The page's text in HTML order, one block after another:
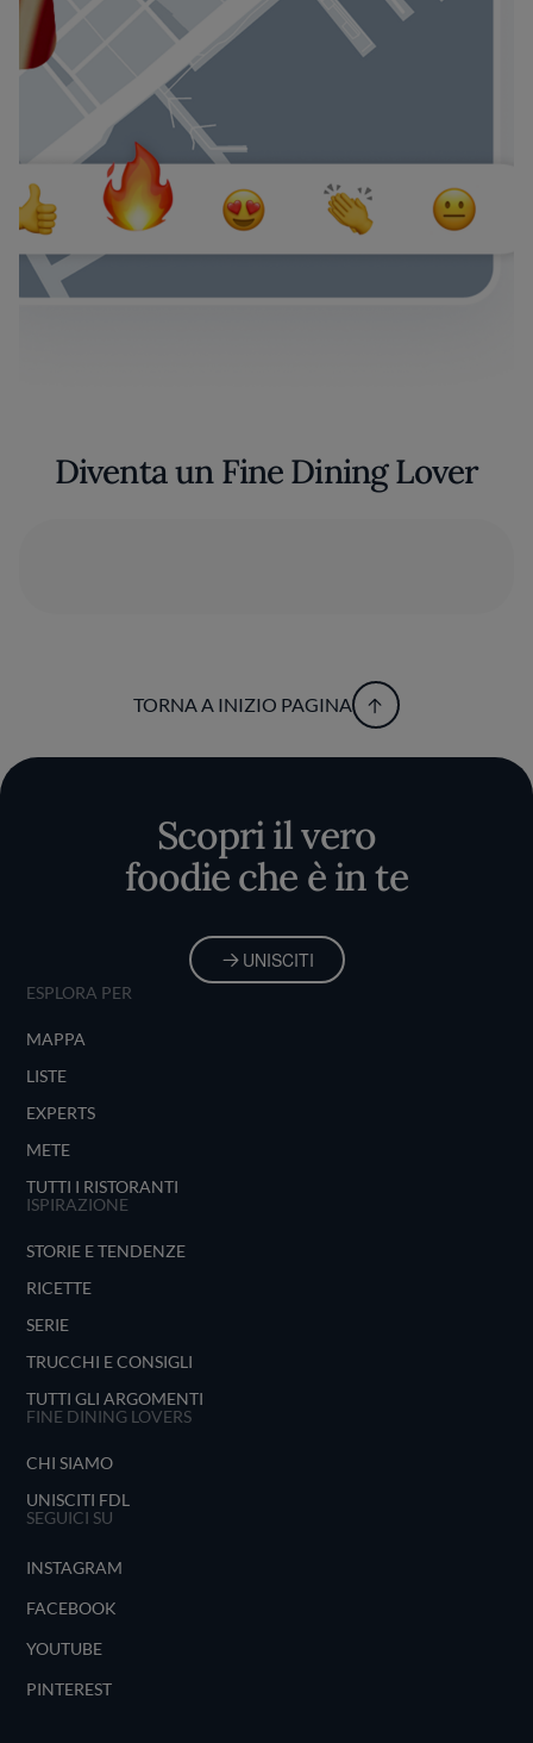
Diventa un Fine Dining Lover
TORNA A INIZIO PAGINA
Scopri il vero
foodie che è in te
UNISCITI
ESPLORA PER
MAPPA
LISTE
EXPERTS
METE
TUTTI I RISTORANTI
ISPIRAZIONE
STORIE E TENDENZE
RICETTE
SERIE
TRUCCHI E CONSIGLI
TUTTI GLI ARGOMENTI
FINE DINING LOVERS
CHI SIAMO
UNISCITI FDL
SEGUICI SU
INSTAGRAM
FACEBOOK
YOUTUBE
PINTEREST